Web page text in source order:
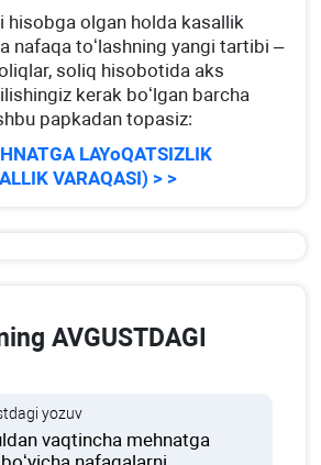
hisobga olgan holda kasallik
nafaqa toʻlashning yangi tartibi –
soliq hisobotida aks
kerak boʻlgan barcha
papkadan topasiz:
LAYoQATSIZLIK
VARAQASI) > >
AVGUSTDAGI
yozuv
vaqtincha mehnatga